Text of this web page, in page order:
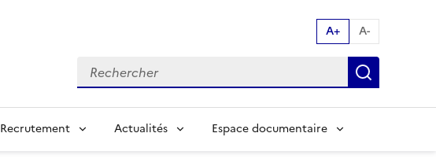
A+ A-
Recherche par mot clés:
Recrutement Actualités Espace documentaire